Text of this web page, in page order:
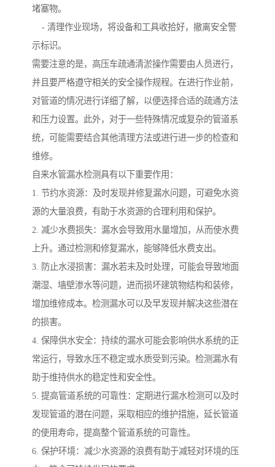
堵塞物。
- 清理作业现场，将设备和工具收拾好，撤离安全警
示标识。
需要注意的是，高压车疏通清淤操作需要由人员进行，
并且要严格遵守相关的安全操作规程。在进行作业前，
对管道的情况进行详细了解，以便选择合适的疏通方法
和压力设置。此外，对于一些特殊情况或复杂的管道系
统，可能需要结合其他清理方法或进行进一步的检查和
维修。
自来水管漏水检测具有以下重要作用：
1. 节约水资源：及时发现并修复漏水问题，可避免水资
源的大量浪费，有助于水资源的合理利用和保护。
2. 减少水费损失：漏水会导致用水量增加，从而使水费
上升。通过检测和修复漏水，能够降低水费支出。
3. 防止水浸损害：漏水若未及时处理，可能会导致地面
潮湿、墙壁渗水等问题，进而损坏建筑物结构和装修，
增加维修成本。检测漏水可以及早发现并解决这些潜在
的损害。
4. 保障供水安全：持续的漏水可能会影响供水系统的正
常运行，导致水压不稳定或水质受到污染。检测漏水有
助于维持供水的稳定性和安全性。
5. 提高管道系统的可靠性：定期进行漏水检测可以及时
发现管道的潜在问题，采取相应的维护措施，延长管道
的使用寿命，提高整个管道系统的可靠性。
6. 保护环境：减少水资源的浪费有助于减轻对环境的压